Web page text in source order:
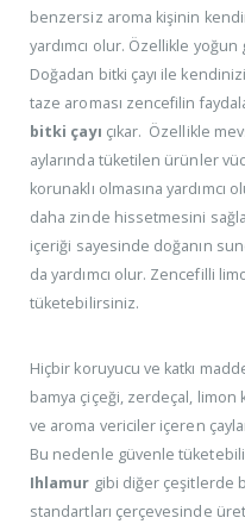
benzersiz aroma kişinin
yardımcı olur. Özellikle
Doğadan bitki çayı ile
taze aroması zencefilin
bitki çayı çıkar. Özellikle
aylarında tüketilen ürünler
korunaklı olmasına yardımcı
daha zinde hissetmesini
içeriği sayesinde doğanın
da yardımcı olur. Zencefilli
tüketebilirsiniz.
Hiçbir koruyucu ve katkı
bamya çiçeği, zerdeçal,
ve aroma vericiler içeren
Bu nedenle güvenle
Ihlamur gibi diğer çeşitlerde
standartları çerçevesinde